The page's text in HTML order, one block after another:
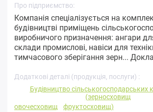
Про підприємство:
Компанія спеціалізується на
будівництві приміщень
виробничого призначення: ангари
склади промислові, навіси для
тимчасового зберігання зерн...
Додаткові деталі (продукція, послуги) :
Будівництво сільськогосподарських
(зерносховищ
овочесховищ
фруктосховищ)